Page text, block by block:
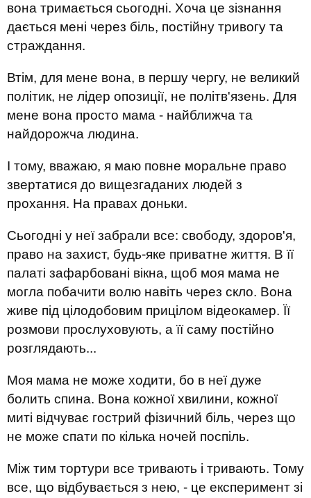
вона тримається сьогодні. Хоча це зізнання
дається мені через біль, постійну тривогу та
страждання.
Втім, для мене вона, в першу чергу, не великий
політик, не лідер опозиції, не політв'язень. Для
мене вона просто мама - найближча та
найдорожча людина.
І тому, вважаю, я маю повне моральне право
звертатися до вищезгаданих людей з
прохання. На правах доньки.
Сьогодні у неї забрали все: свободу, здоров'я,
право на захист, будь-яке приватне життя. В її
палаті зафарбовані вікна, щоб моя мама не
могла побачити волю навіть через скло. Вона
живе під цілодобовим прицілом відеокамер. Її
розмови прослуховують, а її саму постійно
розглядають...
Моя мама не може ходити, бо в неї дуже
болить спина. Вона кожної хвилини, кожної
миті відчуває гострий фізичний біль, через що
не може спати по кілька ночей поспіль.
Між тим тортури все тривають і тривають. Тому
все, що відбувається з нею, - це експеримент зі